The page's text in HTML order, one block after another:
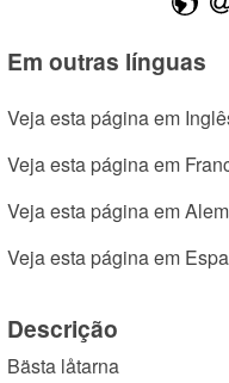
Em outras línguas
Veja esta página em
Veja esta página em
Veja esta página em
Veja esta página em
Descrição
Bästa låtarna